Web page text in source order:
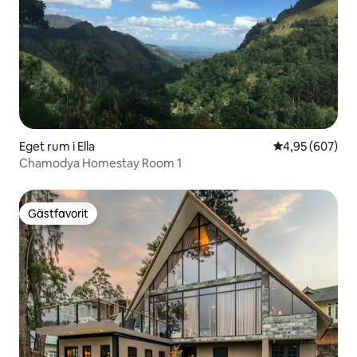
Eget rum i Ella 4,95 av 5 i
4,95 (607)
Chamodya Homestay Room 1
Gästfavorit
Gästfavorit